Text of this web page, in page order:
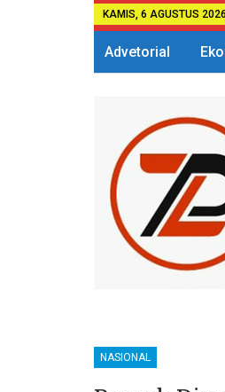
KAMIS, 6 AGUSTUS 2026
Advetorial
NASIONAL